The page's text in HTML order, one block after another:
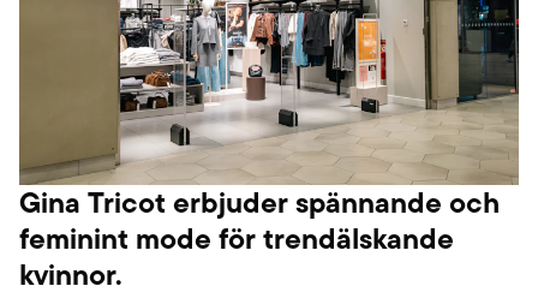
Gina Tricot erbjuder spännande och
feminint mode för trendälskande
kvinnor.